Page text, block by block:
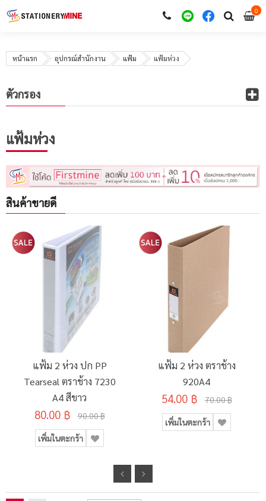
00
หน้าแรก อุปกรณ์สำนักงาน แฟ้ม แฟ้มห่วง
แฟ้มห่วง
สินค้าขายดี
แฟ้ม 2 ห่วง ปก PP
Tearseal ตราช้าง 7230
A4 สีขาว
80.00 ฿ 90.00 ฿
เพิ่มในตะกร้า
แฟ้ม 2 ห่วง ตราช้าง
920A4
54.00 ฿ 70.00 ฿
เพิ่มในตะกร้า
ตัวกรอง